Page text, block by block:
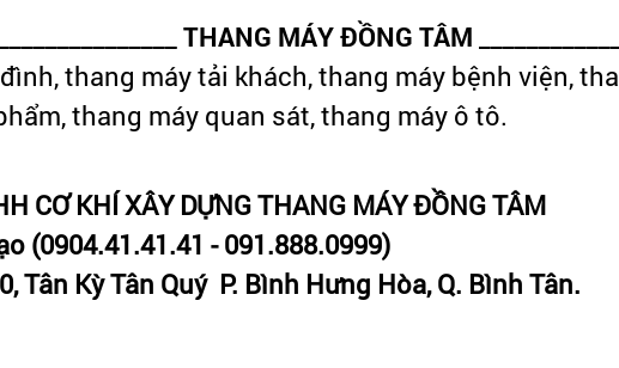
THANG MÁY ĐỒNG TÂM
thang máy tải khách, thang máy bệnh viện,
thang máy quan sát, thang máy ô tô.
CƠ KHÍ XÂY DỰNG THANG MÁY ĐỒNG TÂM
(0904.41.41.41 - 091.888.0999)
Tân Kỳ Tân Quý P. Bình Hưng Hòa, Q. Bình Tân.